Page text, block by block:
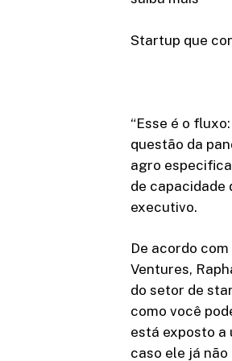
Startup que
“Esse é o
questão da
agro
de capacidade
executivo.
De acordo
Ventures,
do setor de
como você
está exposto a
caso ele já